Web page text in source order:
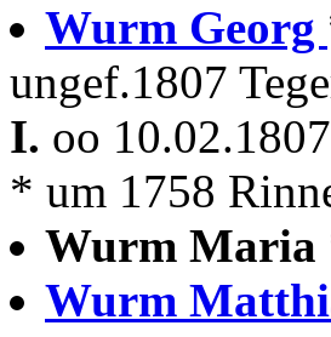
Wurm Georg
ungef.1807
I. oo
* um 1758
Wurm Maria
Wurm